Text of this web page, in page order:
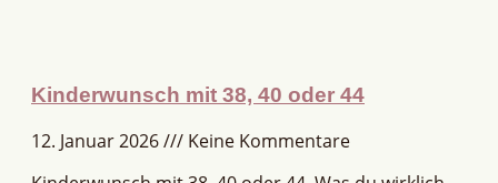
Kinderwunsch mit 38, 40 oder 44
12. Januar 2026
Keine Kommentare